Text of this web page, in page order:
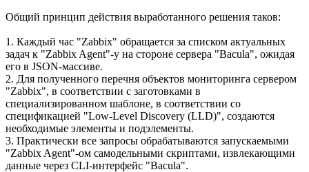
Общий принцип действия выработанного решения таков:
1. Каждый час "Zabbix" обращается за списком актуальных
задач к "Zabbix Agent"-у на стороне сервера "Bacula", ожидая
его в JSON-массиве.
2. Для полученного перечня объектов мониторинга сервером
"Zabbix", в соответствии с заготовками в
специализированном шаблоне, в соответствии со
спецификацией "Low-Level Discovery (LLD)", создаются
необходимые элементы и подэлементы.
3. Практически все запросы обрабатываются запускаемыми
"Zabbix Agent"-ом самодельными скриптами, извлекающими
данные через CLI-интерфейс "Bacula".